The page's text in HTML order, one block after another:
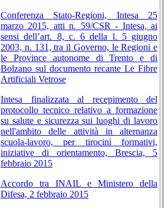
Conferenza Stato-Regioni, Intesa 25
marzo 2015, atti n. 59/CSR - Intesa, ai
sensi dell’art. 8, c. 6 della l. 5 giugno
2003, n. 131, tra il Governo, le Regioni e
le Province autonome di Trento e di
Bolzano sul documento recante Le Fibre
Artificiali Vetrose
Intesa finalizzata al recepimento del
protocollo tecnico relativo a formazione
su salute e sicurezza sui luoghi di lavoro
nell'ambito delle attività in alternanza
scuola-lavoro, per tirocini formativi,
iniziative di orientamento, Brescia, 5
febbraio 2015
Accordo tra INAIL e Ministero della
Difesa, 2 febbraio 2015